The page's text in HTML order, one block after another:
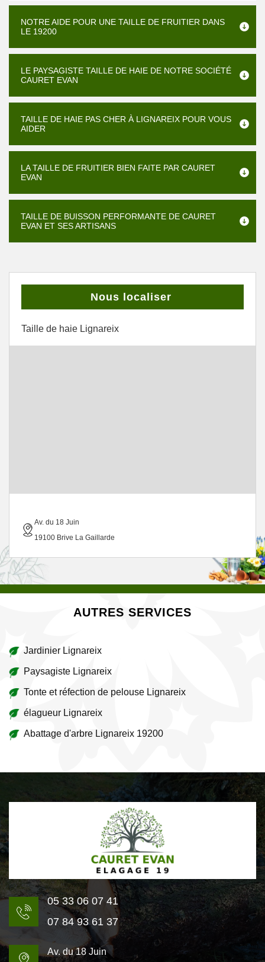
NOTRE AIDE POUR UNE TAILLE DE FRUITIER DANS
LE 19200
LE PAYSAGISTE TAILLE DE HAIE DE NOTRE SOCIÉTÉ
CAURET EVAN
TAILLE DE HAIE PAS CHER À LIGNAREIX POUR VOUS
AIDER
LA TAILLE DE FRUITIER BIEN FAITE PAR CAURET
EVAN
TAILLE DE BUISSON PERFORMANTE DE CAURET
EVAN ET SES ARTISANS
Nous localiser
Taille de haie Lignareix
Av. du 18 Juin
19100 Brive La Gaillarde
AUTRES SERVICES
Jardinier Lignareix
Paysagiste Lignareix
Tonte et réfection de pelouse Lignareix
élagueur Lignareix
Abattage d'arbre Lignareix 19200
05 33 06 07 41
07 84 93 61 37
Av. du 18 Juin